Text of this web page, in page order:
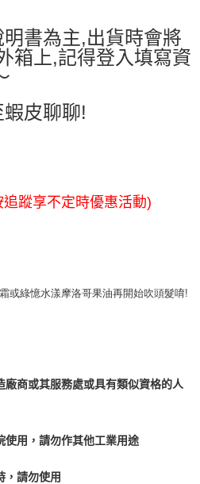
書為主,出貨時會將
箱上,記得登入填寫資
皮聊聊!
蹤享不定時優惠活動)
或綠憶水漾摩洛哥果油再開始吹頭髮唷!
廠商或其服務處或具有類似資格的人
使用，請勿作其他工業用途
，請勿使用